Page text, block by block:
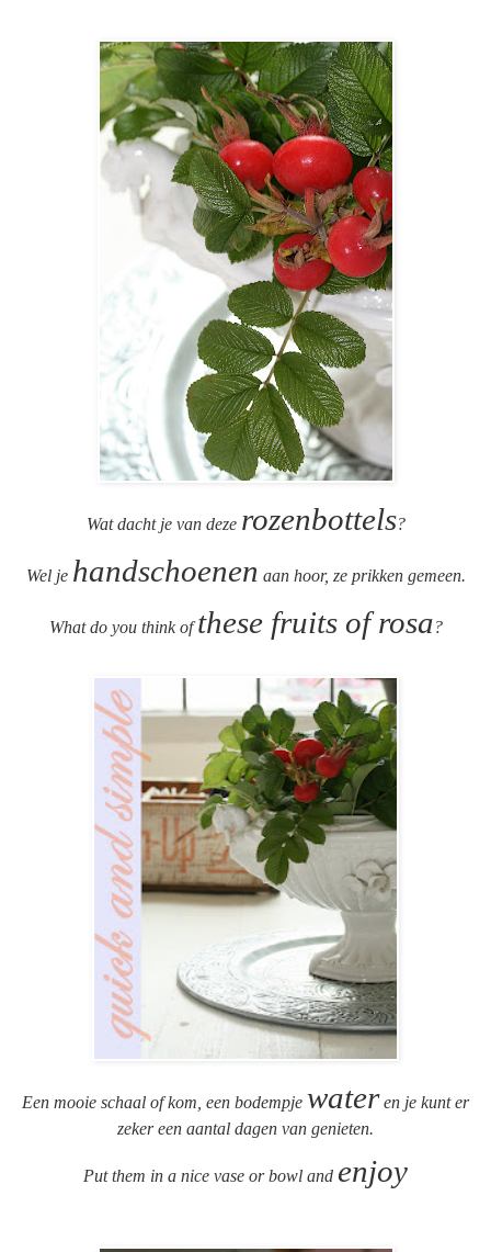
Wat dacht je van deze rozenbottels?
Wel je handschoenen aan hoor, ze prikken gemeen.
What do you think ofthese fruits of rosa?
Een mooie schaal of kom, een bodempje wateren je kunt er
zeker een aantal dagen van genieten.
Put them in a nice vase or bowl and enjoy